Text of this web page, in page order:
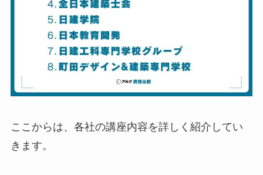
ここからは、各社の講座内容を詳しく紹介してい
きます。